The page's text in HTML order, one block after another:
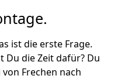
ist die erste Frage.
Du die Zeit dafür? Du
Frechen nach